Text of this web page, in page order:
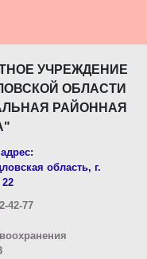
УЧРЕЖДЕНИЕ
ОБЛАСТИ
РАЙОННАЯ
область, г.
42-77